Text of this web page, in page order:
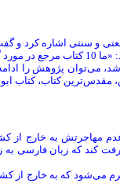
شاید به جواب هم نرسد. وی همچنین
کنیم، در صورتی که در این 10 کتاب
عدم مهاجرتش به خارج
کند که زبان فارسی
می‌شود که به خارج از